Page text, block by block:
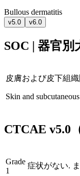
Bullous dermatitis
v5.0 v6.0
SOC | 器官別
皮膚および皮下組
Skin and
CTCAE v5.0
Grade
1
症状がない.